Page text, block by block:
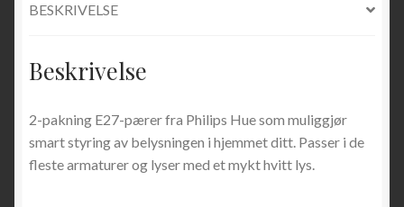
BESKRIVELSE
Beskrivelse
2-pakning E27-pærer fra Philips Hue som muliggjør
smart styring av belysningen i hjemmet ditt. Passer i de
fleste armaturer og lyser med et mykt hvitt lys.